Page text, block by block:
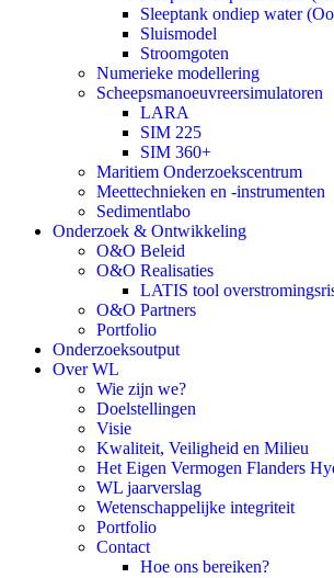
Sleeptank ondiep water
Sluismodel
Stroomgoten
Numerieke modellering
Scheepsmanoeuvreersimulatoren
LARA
SIM 225
SIM 360+
Maritiem Onderzoekscentrum
Meettechnieken en -instrumenten
Sedimentlabo
Onderzoek & Ontwikkeling
O&O Beleid
O&O Realisaties
LATIS tool
O&O Partners
Portfolio
Onderzoeksoutput
Over WL
Wie zijn we?
Doelstellingen
Visie
Kwaliteit, Veiligheid en Milieu
Het Eigen Vermogen Flanders
WL jaarverslag
Wetenschappelijke integriteit
Portfolio
Contact
Hoe ons bereiken?